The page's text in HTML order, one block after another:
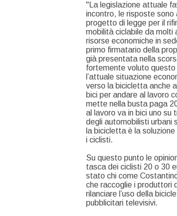
"La legislazione attuale
incontro, le risposte sono
progetto di legge per il
mobilità ciclabile da molti
risorse economiche in
primo firmatario della
già presentata nella
fortemente voluto questo
l’attuale situazione
verso la bicicletta anche
bici per andare al lavoro
mette nella busta paga
al lavoro va in bici uno su
degli automobilisti urbani
la bicicletta è la
i ciclisti.
Su questo punto le
tasca dei ciclisti 20 o 30
stato chi come
che raccoglie i produttori
rilanciare l’uso della
pubblicitari televisivi.